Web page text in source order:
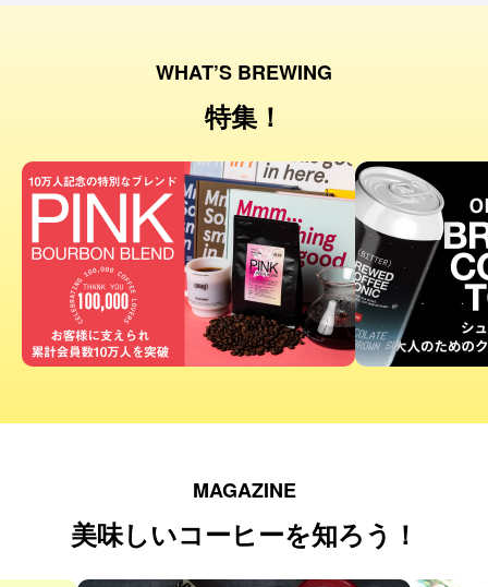
WHAT’S BREWING
特集！
MAGAZINE
美味しいコーヒーを知ろう！